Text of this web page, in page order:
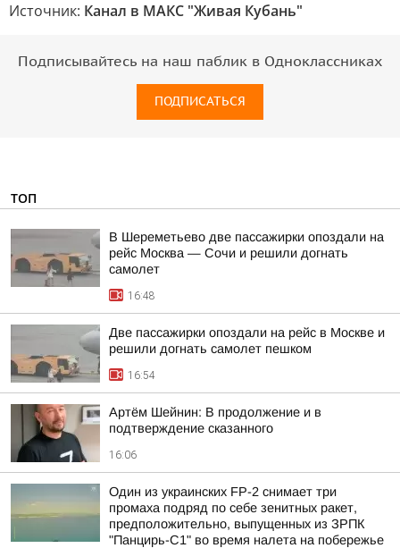
Источник: Канал в МАКС "Живая Кубань"
Подписывайтесь на наш паблик в Одноклассниках
ПОДПИСАТЬСЯ
ТОП
В Шереметьево две пассажирки опоздали на
рейс Москва — Сочи и решили догнать
самолет
16:48
Две пассажирки опоздали на рейс в Москве и
решили догнать самолет пешком
16:54
Артём Шейнин: В продолжение и в
подтверждение сказанного
16:06
Один из украинских FP-2 снимает три
промаха подряд по себе зенитных ракет,
предположительно, выпущенных из ЗРПК
"Панцирь-С1" во время налета на побережье